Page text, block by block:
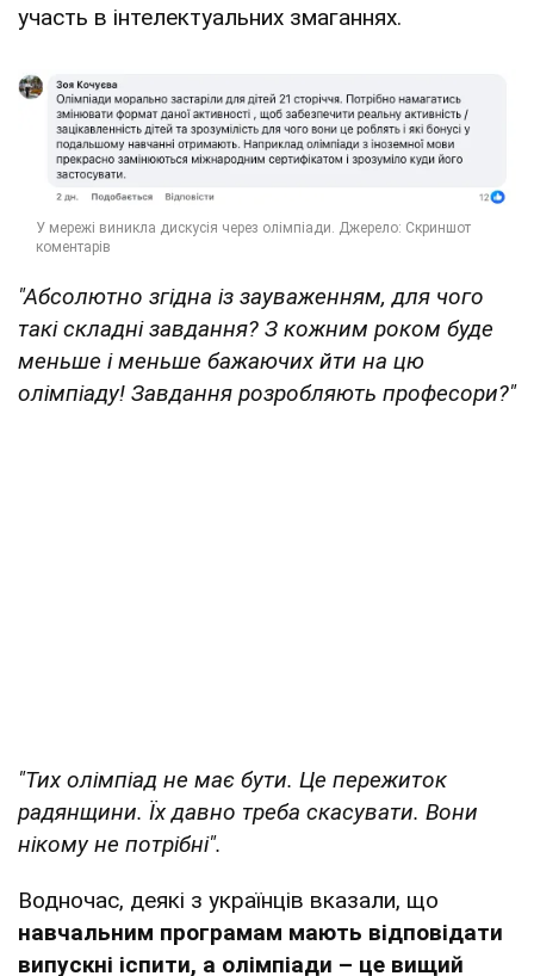
участь в інтелектуальних змаганнях.
"Абсолютно згідна із зауваженням, для чого
такі складні завдання? З кожним роком буде
меньше і меньше бажаючих йти на цю
олімпіаду! Завдання розробляють професори?"
"Тих олімпіад не має бути. Це пережиток
радянщини. Їх давно треба скасувати. Вони
нікому не потрібні".
Водночас, деякі з українців вказали, що
навчальним програмам мають відповідати
випускні іспити, а олімпіади – це вищий